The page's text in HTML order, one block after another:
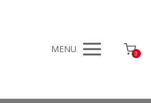
MENU 0